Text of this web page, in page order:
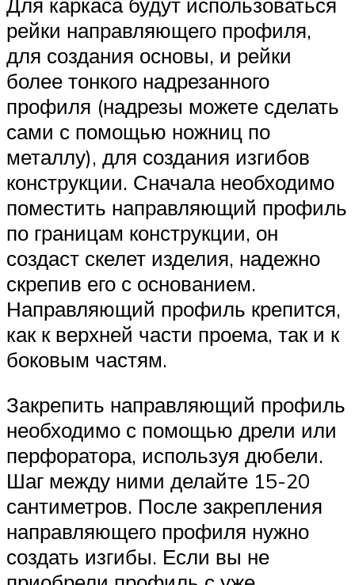
рейки направляющего профиля,
для создания основы, и рейки
более тонкого надрезанного
профиля (надрезы можете сделать
сами с помощью ножниц по
металлу), для создания изгибов
конструкции. Сначала необходимо
поместить направляющий профиль
по границам конструкции, он
создаст скелет изделия, надежно
скрепив его с основанием.
Направляющий профиль крепится,
как к верхней части проема, так и к
боковым частям.
Закрепить направляющий профиль
необходимо с помощью дрели или
перфоратора, используя дюбели.
Шаг между ними делайте 15-20
сантиметров. После закрепления
направляющего профиля нужно
создать изгибы. Если вы не